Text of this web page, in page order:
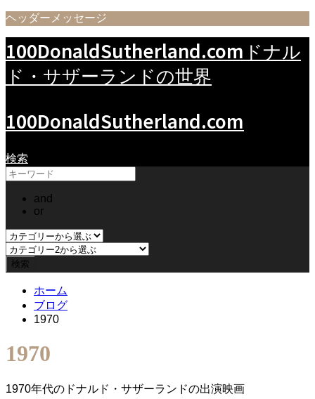
ヘッダーメッセージ
100DonaldSutherland.com ドナル
ド・サザーランドの世界
100DonaldSutherland.com
検索
and
or
ホーム
ブログ
1970
1970
1970年代のドナルド・サザーランドの出演映画